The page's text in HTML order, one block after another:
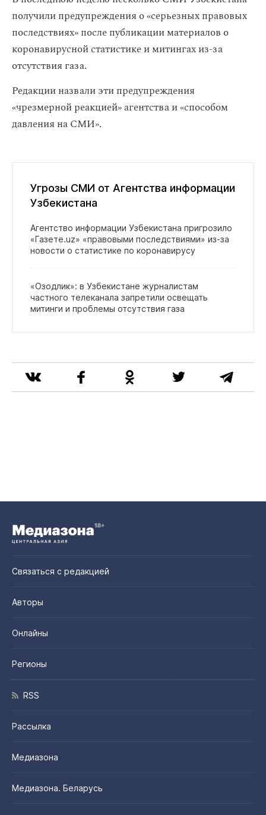
получили предупреждения о «серьезных правовых
последствиях» после публикации материалов о
коронавирусной статистике и митингах из-за
отсутствия газа.
Редакции назвали эти предупреждения
«чрезмерной реакцией» агентства и «способом
давления на СМИ».
Угрозы СМИ от Агентства информации
Узбекистана
Агентство информации Узбекистана пригрозило
«Газете.uz» «правовыми последствиями» из‑за
новости о статистике по коронавирусу
«Озодлик»: в Узбекистане журналистам
частного телеканала запретили освещать
митинги и проблемы отсутствия газа
Связаться с редакцией
Авторы
Онлайны
Регионы
RSS
Рассылка
Медиазона
Медиазона. Беларусь